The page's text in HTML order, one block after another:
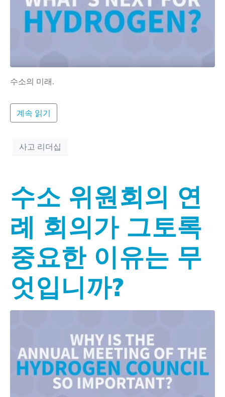
수소의 미래.
계속 읽기
사고 리더십
수소 위원회의 연
례 회의가 그토록
중요한 이유는 무
엇입니까?